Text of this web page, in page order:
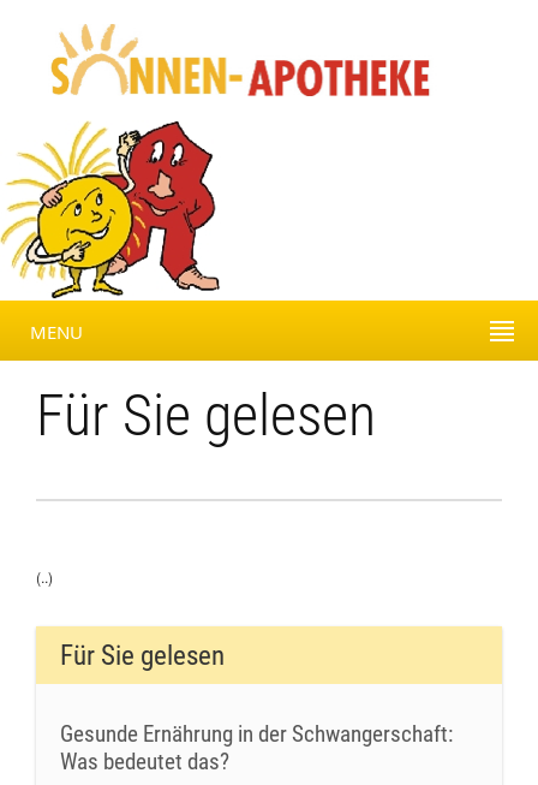
MENU
Für Sie gelesen
(..)
Für Sie gelesen
Gesunde Ernährung in der Schwangerschaft:
Was bedeutet das?